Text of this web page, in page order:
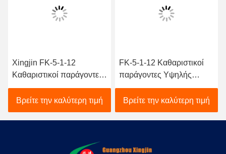
Xingjin FK-5-1-12
Καθαριστικοί παράγοντες
απαραίτητοι για την
ασφάλεια πυρκαγιάς σε
βιομηχανικά περιβάλλοντα
Βρείτε την καλύτερη τιμή
FK-5-1-12 Καθαριστικοί
παράγοντες Υψηλής
αποτελεσματικότητας
Καταστολή πυρκαγιάς /
Καταστολή πυρκαγιάς
Ασφάλεια και αξιοπιστία
Βρείτε την καλύτερη τιμή